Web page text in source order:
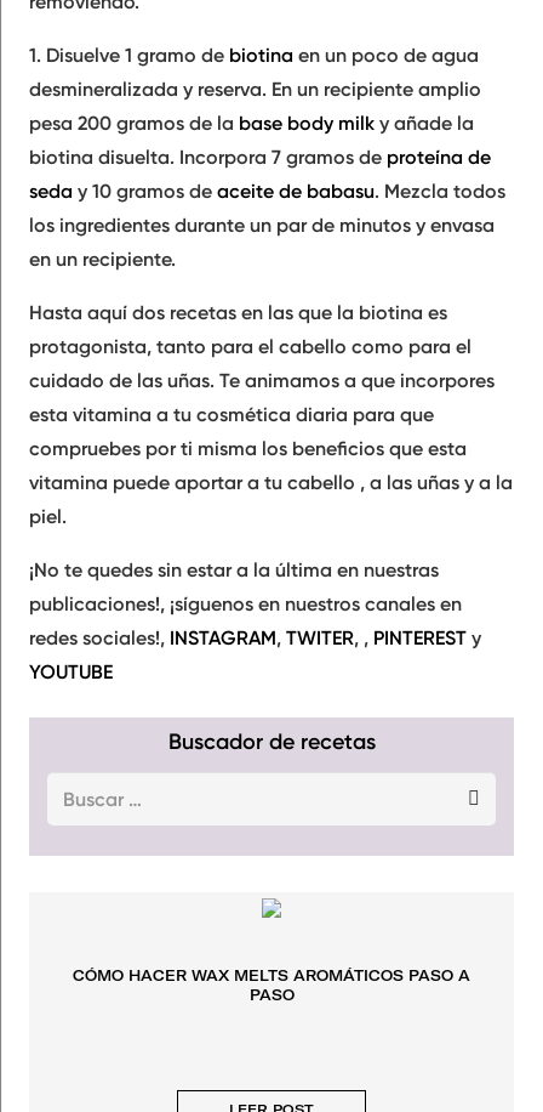
1. Disuelve 1 gramo de biotina en un poco de agua
desmineralizada y reserva. En un recipiente amplio
pesa 200 gramos de la base body milk y añade la
biotina disuelta. Incorpora 7 gramos de proteína de
seda y 10 gramos de aceite de babasu. Mezcla todos
los ingredientes durante un par de minutos y envasa
en un recipiente.
Hasta aquí dos recetas en las que la biotina es
protagonista, tanto para el cabello como para el
cuidado de las uñas. Te animamos a que incorpores
esta vitamina a tu cosmética diaria para que
compruebes por ti misma los beneficios que esta
vitamina puede aportar a tu cabello , a las uñas y a la
piel.
¡No te quedes sin estar a la última en nuestras
publicaciones!, ¡síguenos en nuestros canales en
redes sociales!, INSTAGRAM, TWITER, , PINTEREST y
YOUTUBE
Buscador de recetas
Buscar:
CÓMO HACER WAX MELTS AROMÁTICOS PASO A
PASO